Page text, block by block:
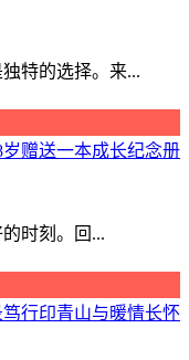
特的选择。来...
时刻。回...